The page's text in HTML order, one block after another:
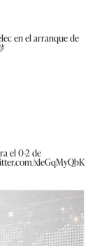
en el arranque de
el 0-2 de
xleGqMyQbK